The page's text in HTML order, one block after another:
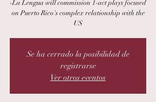
-La Lengua will commission 1-act plays focused
on Puerto Rico's complex relationship with the
US
Se ha cerrado la posibilidad de
registrarse
Ver otros eventos